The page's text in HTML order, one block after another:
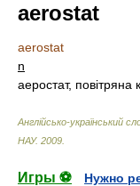
aerostat
aerostat
n
аеростат, повітряна
Англійсько-український
НАУ. 2009
Игры ⚽
Нужно